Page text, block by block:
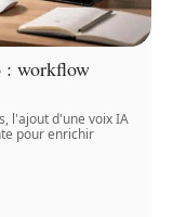
: workflow
l'ajout d'une voix IA
pour enrichir